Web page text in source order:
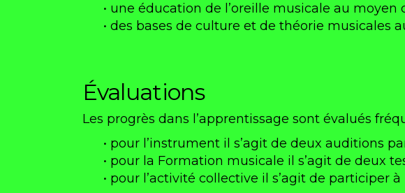
• une éducation de l’oreille musicale au
• des bases de culture et de théorie musicales
Évaluations
Les progrès dans l’apprentissage sont évalués
• pour l’instrument il s’agit de deux auditions
• pour la Formation musicale il s’agit de deux
• pour l’activité collective il s’agit de participer